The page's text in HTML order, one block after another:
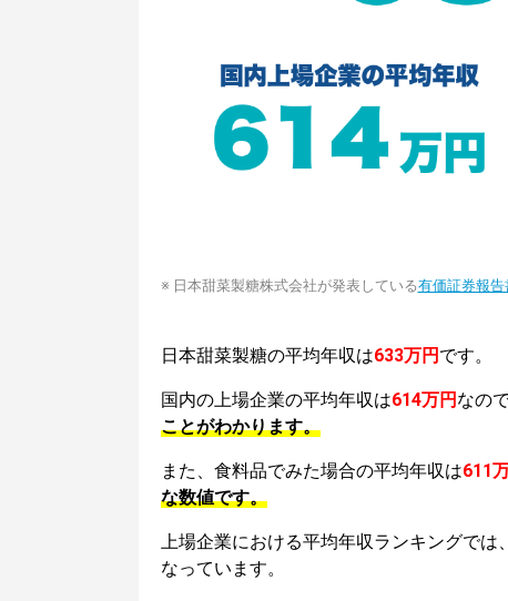
※ 日本甜菜製糖株式会社が発表している有価証券報告
日本甜菜製糖の平均年収は633万円 です。
国内の上場企業の平均年収は614万円 なので
ことがわかります。
また、食料品でみた場合の平均年収は611
な数値です。
上場企業における平均年収ランキングでは
なっています。